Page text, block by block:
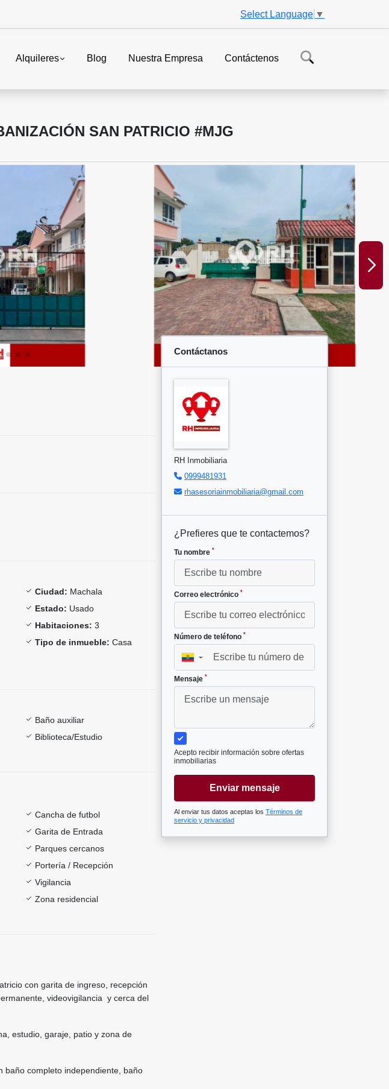
Select Language ▼
Alquileres Blog Nuestra Empresa Contáctenos
SAN PATRICIO #MJG
Ciudad: Machala
Estado: Usado
Habitaciones: 3
Tipo de inmueble: Casa
Baño auxiliar
Biblioteca/Estudio
Cancha de futbol
Garita de Entrada
Parques cercanos
Portería / Recepción
Vigilancia
Zona residencial
con garita de ingreso, recepción
videovigilancia y cerca del
estudio, garaje, patio y zona de
baño completo independiente, baño
Contáctanos
RH Inmobiliaria
0999481931
rhasesoriainmobiliaria@gmail.com
¿Prefieres que te contactemos?
Tu nombre *
Correo electrónico *
Número de teléfono *
▼
Mensaje *
Acepto recibir información sobre ofertas
inmobiliarias
Enviar mensaje
Al enviar tus datos aceptas los Términos de
servicio y privacidad